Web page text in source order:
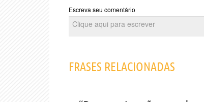
Escreva seu comentário
FRASES RELACIONADAS